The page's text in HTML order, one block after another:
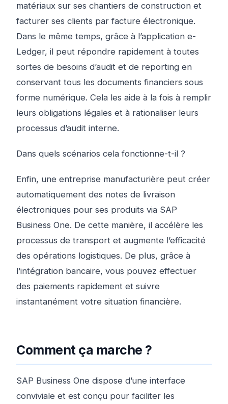
matériaux sur ses chantiers de construction et
facturer ses clients par facture électronique.
Dans le même temps, grâce à l’application e-
Ledger, il peut répondre rapidement à toutes
sortes de besoins d’audit et de reporting en
conservant tous les documents financiers sous
forme numérique. Cela les aide à la fois à remplir
leurs obligations légales et à rationaliser leurs
processus d’audit interne.
Dans quels scénarios cela fonctionne-t-il ?
Enfin, une entreprise manufacturière peut créer
automatiquement des notes de livraison
électroniques pour ses produits via SAP
Business One. De cette manière, il accélère les
processus de transport et augmente l’efficacité
des opérations logistiques. De plus, grâce à
l’intégration bancaire, vous pouvez effectuer
des paiements rapidement et suivre
instantanément votre situation financière.
Comment ça marche ?
SAP Business One dispose d’une interface
conviviale et est conçu pour faciliter les